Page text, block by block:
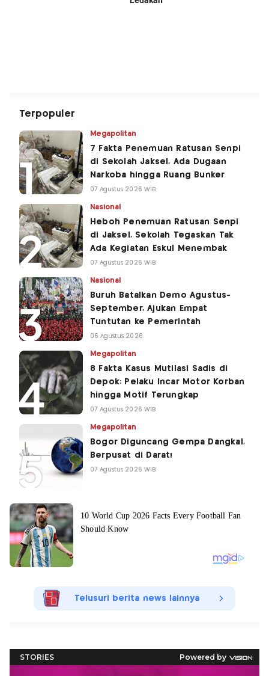
Terpopuler
Megapolitan
7 Fakta Penemuan Ratusan Senpi
di Sekolah Jaksel, Ada Dugaan
Narkoba hingga Ruang Bunker
07 Agustus 2026 WIB
Nasional
Heboh Penemuan Ratusan Senpi
di Jaksel, Sekolah Tegaskan Tak
Ada Kegiatan Eskul Menembak
07 Agustus 2026 WIB
Nasional
Buruh Batalkan Demo Agustus-
September, Ajukan Empat
Tuntutan ke Pemerintah
06 Agustus 2026
Megapolitan
8 Fakta Kasus Mutilasi Sadis di
Depok: Pelaku Incar Motor Korban
hingga Motif Terungkap
07 Agustus 2026 WIB
Megapolitan
Bogor Diguncang Gempa Dangkal,
Berpusat di Darat!
07 Agustus 2026 WIB
Telusuri berita news lainnya